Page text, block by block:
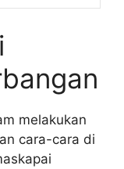
melakukan
cara-cara di